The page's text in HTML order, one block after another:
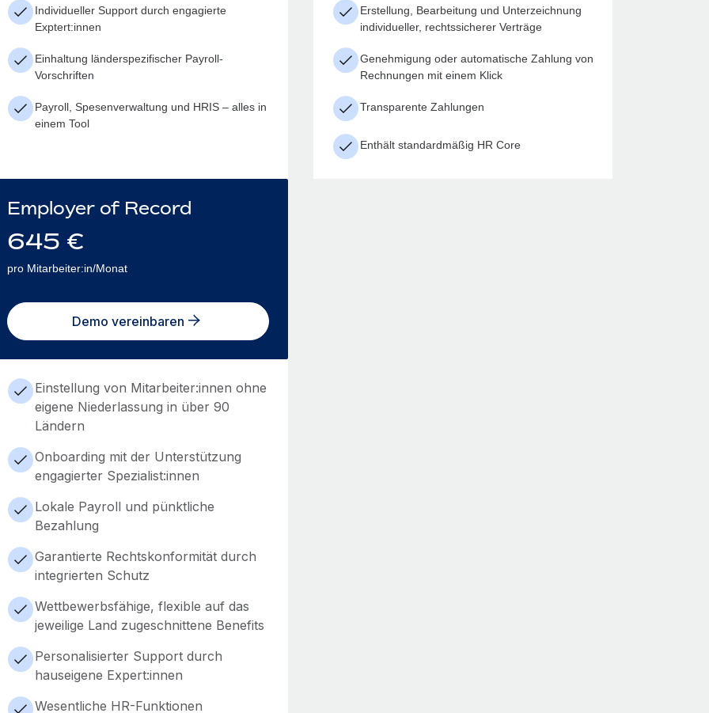
Individueller Support durch engagierte
Exptert:innen
Einhaltung länderspezifischer Payroll-
Vorschriften
Payroll, Spesenverwaltung und HRIS – alles in
einem Tool
Erstellung, Bearbeitung und Unterzeichnung
individueller, rechtssicherer Verträge
Genehmigung oder automatische Zahlung von
Rechnungen mit einem Klick
Transparente Zahlungen
Enthält standardmäßig HR Core
Employer of Record
645 €
pro Mitarbeiter:in/Monat
Demo vereinbaren
Einstellung von Mitarbeiter:innen ohne
eigene Niederlassung in über 90
Ländern
Onboarding mit der Unterstützung
engagierter Spezialist:innen
Lokale Payroll und pünktliche
Bezahlung
Garantierte Rechtskonformität durch
integrierten Schutz
Wettbewerbsfähige, flexible auf das
jeweilige Land zugeschnittene Benefits
Personalisierter Support durch
hauseigene Expert:innen
Wesentliche HR-Funktionen